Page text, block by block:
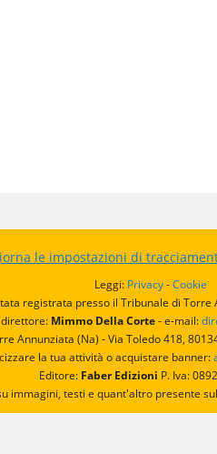
le impostazioni di
Leggi: Privacy-Cookie
registrata presso il Tribunale di Torre
direttore:Mimmo Della Corte- e-mail:
Annunziata (Na) - Via Toledo 418,
la tua attività o acquistare banner:
Editore: Faber Edizioni P. Iva:
immagini, testi e quant'altro presente